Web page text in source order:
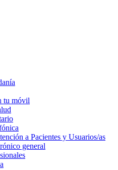
tu móvil
a Pacientes y Usuarios/as
general